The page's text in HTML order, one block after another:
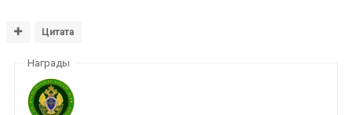
Цитата
Награды